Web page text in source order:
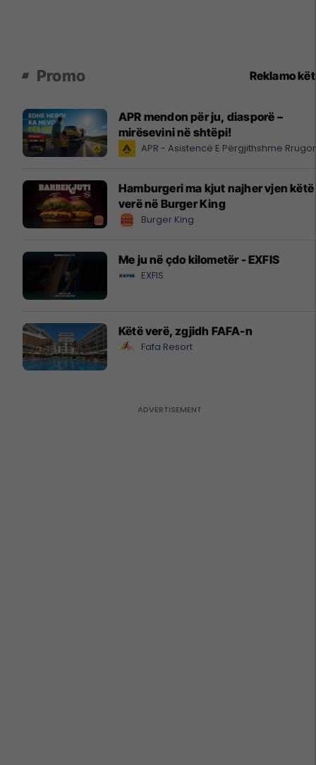
Promo Reklamo
APR mendon për ju, diasporë –
mirësevini në shtëpi!
APR - Asistencë E Përgjithshme
Hamburgeri ma kjut najher vjen këtë
verë në Burger King
Burger King
Me ju në çdo kilometër - EXFIS
EXFIS
Këtë verë, zgjidh FAFA-n
Fafa Resort